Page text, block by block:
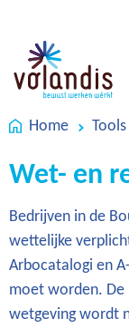
Home Tools
Wet- en
Bedrijven in de
wettelijke
Arbocatalogi en
moet worden. De
wetgeving wordt